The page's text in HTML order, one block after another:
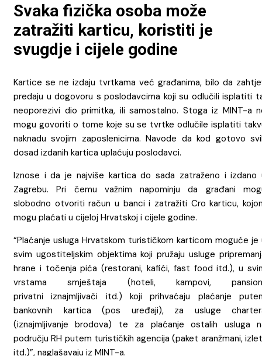
Svaka fizička osoba može
zatražiti karticu, koristiti je
svugdje i cijele godine
Kartice se ne izdaju tvrtkama već građanima, bilo da
predaju u dogovoru s poslodavcima koji su odlučili isplatiti
neoporezivi dio primitka, ili samostalno. Stoga iz MINT-a
mogu govoriti o tome koje su se tvrtke odlučile isplatiti
naknadu svojim zaposlenicima. Navode da kod gotovo
dosad izdanih kartica uplaćuju poslodavci.
Iznose i da je najviše kartica do sada zatraženo i izdano
Zagrebu. Pri čemu važnim napominju da građani
slobodno otvoriti račun u banci i zatražiti Cro karticu,
mogu plaćati u cijeloj Hrvatskoj i cijele godine.
“Plaćanje usluga Hrvatskom turističkom karticom moguće je
svim ugostiteljskim objektima koji pružaju usluge
hrane i točenja pića (restorani, kafići, fast food itd.), u
vrstama smještaja (hoteli, kampovi,
privatni iznajmljivači itd.) koji prihvaćaju plaćanje
bankovnih kartica (pos uređaji), za usluge
(iznajmljivanje brodova) te za plaćanje ostalih usluga
području RH putem turističkih agencija (paket aranžmani,
itd.)”, naglašavaju iz MINT-a.